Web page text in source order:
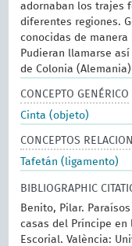
adornaban los trajes
diferentes regiones.
conocidas de
Pudieran llamarse
de Colonia (Alemania)
CONCEPTO GENÉRICO
Cinta (objeto)
CONCEPTOS
Tafetán (ligamento)
BIBLIOGRAPHIC
Benito, Pilar.
casas del Príncipe en
Escorial. València: